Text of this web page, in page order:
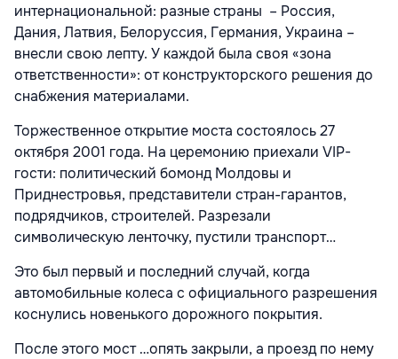
интернациональной: разные страны – Россия,
Дания, Латвия, Белоруссия, Германия, Украина –
внесли свою лепту. У каждой была своя «зона
ответственности»: от конструкторского решения до
снабжения материалами.
Торжественное открытие моста состоялось 27
октября 2001 года. На церемонию приехали VIP-
гости: политический бомонд Молдовы и
Приднестровья, представители стран-гарантов,
подрядчиков, строителей. Разрезали
символическую ленточку, пустили транспорт…
Это был первый и последний случай, когда
автомобильные колеса с официального разрешения
коснулись новенького дорожного покрытия.
После этого мост …опять закрыли, а проезд по нему